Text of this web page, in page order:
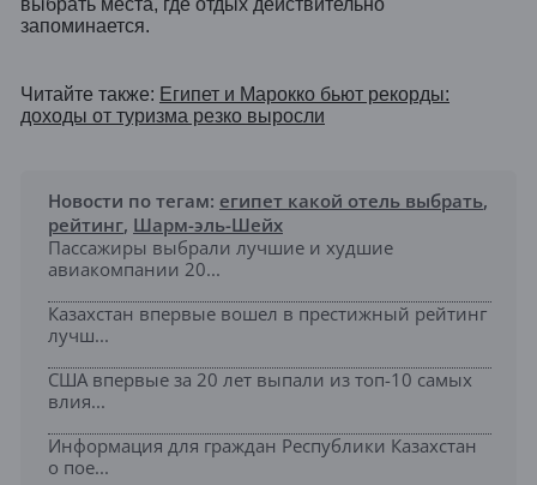
выбрать места, где отдых действительно
запоминается.
Читайте также: Египет и Марокко бьют рекорды:
доходы от туризма резко выросли
Новости по тегам: египет какой отель выбрать,
рейтинг, Шарм-эль-Шейх
Пассажиры выбрали лучшие и худшие
авиакомпании 20...
Казахстан впервые вошел в престижный рейтинг
лучш...
США впервые за 20 лет выпали из топ-10 самых
влия...
Информация для граждан Республики Казахстан
о пое...